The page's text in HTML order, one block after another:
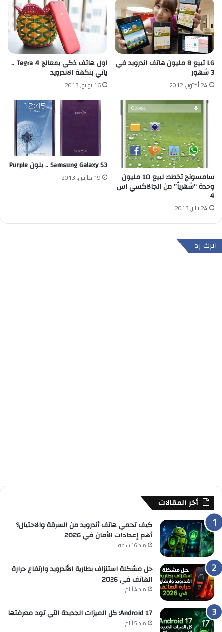
LG تبيع 8 مليون هاتف اندرويد في
3 شهور
24 أكتوبر, 2012
اول هاتف ذكي بمعالج Tegra 4 ..
ياتي بنكهة الاندرويد
16 يوليو, 2013
سامسونج تخطط لبيع 10 مليون
وحدة “شهرياً” من الجالاكسي اس
4
24 يناير, 2013
Samsung Galaxy S3 .. بلون Purple
19 مارس, 2013
اترك رد
أخر المقالات
كيف تحمي هاتف أندرويد من السرقة والاحتيال؟
أهم إعدادات الأمان في 2026
منذ 16 ساعة
حل مشكلة استنزاف بطارية الأندرويد وارتفاع حرارة
الهاتف في 2026
منذ 4 أيام
Android 17: كل الميزات الجديدة التي تود معرفتها
منذ 5 أيام